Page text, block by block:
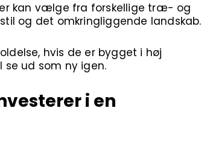
kan vælge fra forskellige træ- og
og det omkringliggende landskab.
hvis de er bygget i høj
se ud som ny igen.
i en